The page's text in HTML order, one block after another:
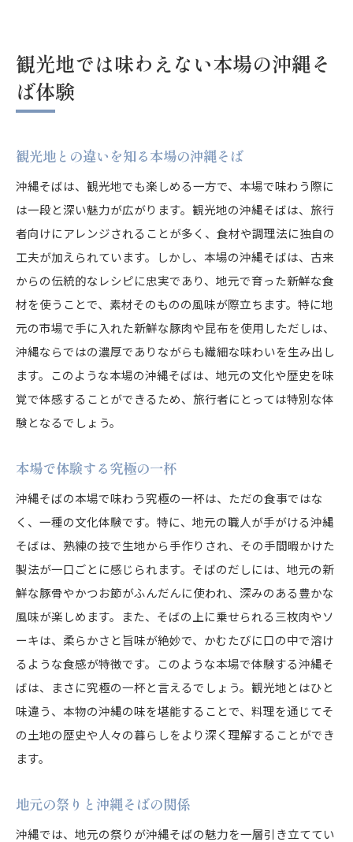
観光地では味わえない本場の沖縄そ
ば体験
観光地との違いを知る本場の沖縄そば
沖縄そばは、観光地でも楽しめる一方で、本場で味わう際に
は一段と深い魅力が広がります。観光地の沖縄そばは、旅行
者向けにアレンジされることが多く、食材や調理法に独自の
工夫が加えられています。しかし、本場の沖縄そばは、古来
からの伝統的なレシピに忠実であり、地元で育った新鮮な食
材を使うことで、素材そのものの風味が際立ちます。特に地
元の市場で手に入れた新鮮な豚肉や昆布を使用しただしは、
沖縄ならではの濃厚でありながらも繊細な味わいを生み出し
ます。このような本場の沖縄そばは、地元の文化や歴史を味
覚で体感することができるため、旅行者にとっては特別な体
験となるでしょう。
本場で体験する究極の一杯
沖縄そばの本場で味わう究極の一杯は、ただの食事ではな
く、一種の文化体験です。特に、地元の職人が手がける沖縄
そばは、熟練の技で生地から手作りされ、その手間暇かけた
製法が一口ごとに感じられます。そばのだしには、地元の新
鮮な豚骨やかつお節がふんだんに使われ、深みのある豊かな
風味が楽しめます。また、そばの上に乗せられる三枚肉やソ
ーキは、柔らかさと旨味が絶妙で、かむたびに口の中で溶け
るような食感が特徴です。このような本場で体験する沖縄そ
ばは、まさに究極の一杯と言えるでしょう。観光地とはひと
味違う、本物の沖縄の味を堪能することで、料理を通じてそ
の土地の歴史や人々の暮らしをより深く理解することができ
ます。
地元の祭りと沖縄そばの関係
沖縄では、地元の祭りが沖縄そばの魅力を一層引き立ててい